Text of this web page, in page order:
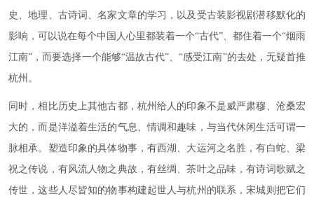
史、地理、古诗词、名家文章的学习，以及受古装影视剧潜移默化的
影响，可以说在每个中国人心里都装着一个“古代”、都住着一个“烟雨
江南”，而要选择一个能够“温故古代”、“感受江南”的去处，无疑首推
杭州。
同时，相比历史上其他古都，杭州给人的印象不是威严肃穆、沧桑宏
大的，而是洋溢着生活的气息、情调和趣味，与当代休闲生活可谓一
脉相承。塑造印象的具体物事，有西湖、大运河之名胜，有白蛇、梁
祝之传说，有风流人物之典故，有丝绸、茶叶之品味，有诗词歌赋之
传世，这些人尽皆知的物事构建起世人与杭州的联系，宋城则把它们